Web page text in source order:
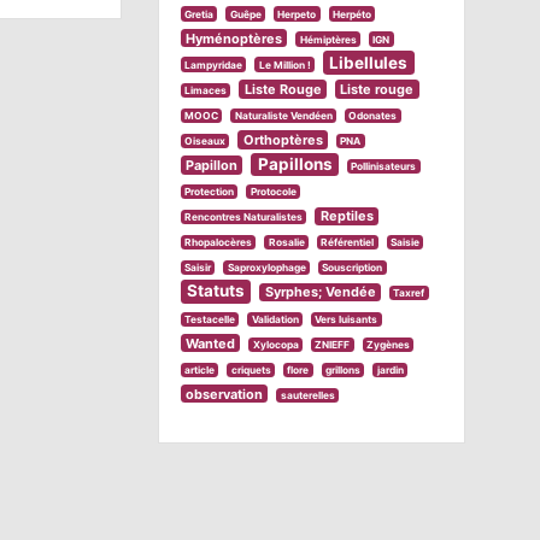
Gretia Guêpe Herpeto Herpéto
Hyménoptères Hémiptères IGN
Lampyridae Le Million ! Libellules
Limaces Liste Rouge Liste rouge
MOOC Naturaliste Vendéen Odonates
Oiseaux Orthoptères PNA
Papillon Papillons Pollinisateurs
Protection Protocole
Rencontres Naturalistes Reptiles
Rhopalocères Rosalie Référentiel Saisie
Saisir Saproxylophage Souscription
Statuts Syrphes; Vendée Taxref
Testacelle Validation Vers luisants
Wanted Xylocopa ZNIEFF Zygènes
article criquets flore grillons jardin
observation sauterelles